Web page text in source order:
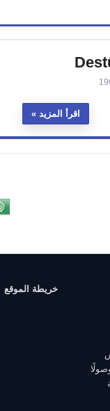
اقرأ المزيد
خريطة الموقع